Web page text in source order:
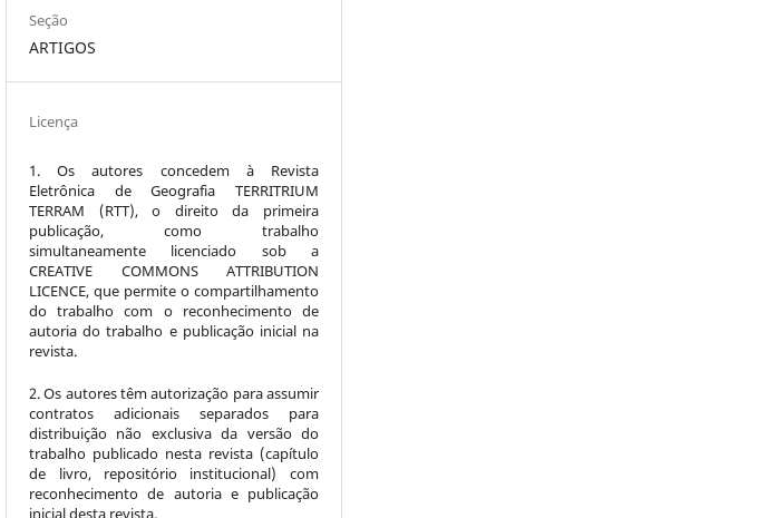
Seção
ARTIGOS
Licença
1. Os autores concedem à Revista
Eletrônica de Geografia TERRITRIUM
TERRAM (RTT), o direito da primeira
publicação, como trabalho
simultaneamente licenciado sob a
CREATIVE COMMONS ATTRIBUTION
LICENCE, que permite o compartilhamento
do trabalho com o reconhecimento de
autoria do trabalho e publicação inicial na
revista.
2. Os autores têm autorização para assumir
contratos adicionais separados para
distribuição não exclusiva da versão do
trabalho publicado nesta revista (capítulo
de livro, repositório institucional) com
reconhecimento de autoria e publicação
inicial desta revista.